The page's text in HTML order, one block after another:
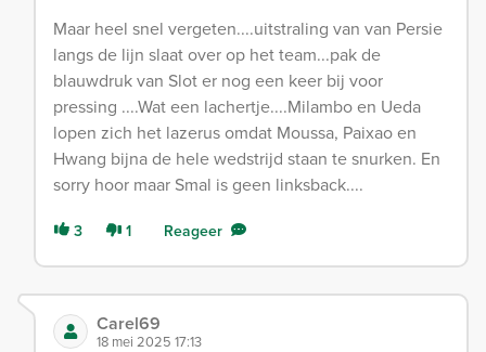
Maar heel snel vergeten....uitstraling van van Persie
langs de lijn slaat over op het team...pak de
blauwdruk van Slot er nog een keer bij voor
pressing ....Wat een lachertje....Milambo en Ueda
lopen zich het lazerus omdat Moussa, Paixao en
Hwang bijna de hele wedstrijd staan te snurken. En
sorry hoor maar Smal is geen linksback....
3 1 Reageer
Carel69
18 mei 2025 17:13